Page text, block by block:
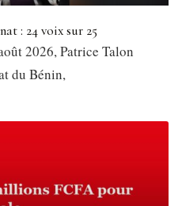
: 24 voix sur 25
2026, Patrice Talon
du Bénin,